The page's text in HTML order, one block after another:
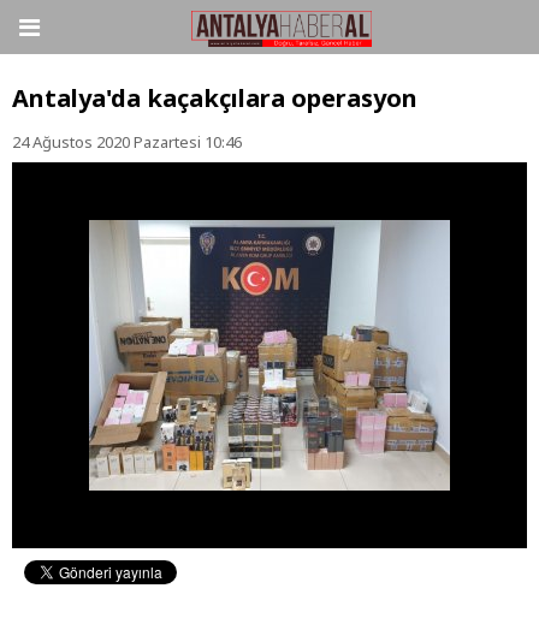
Antalya'da kaçakçılara operasyon
24 Ağustos 2020 Pazartesi 10:46